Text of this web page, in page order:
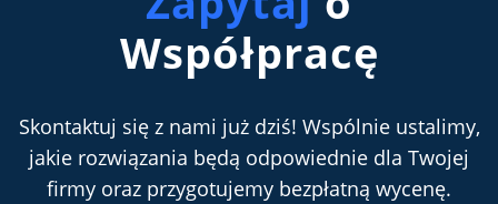
Współpracę
Skontaktuj się z nami już dziś! Wspólnie ustalimy,
jakie rozwiązania będą odpowiednie dla Twojej
firmy oraz przygotujemy bezpłatną wycenę.